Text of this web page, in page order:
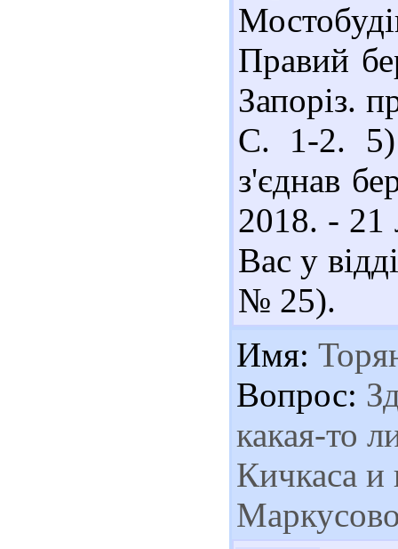
Правий
Запоріз.
С. 1-2. 5)
з'єднав
2018. -
Вас у
№ 25).
Имя:
Вопрос:
какая-то
Кичкаса и